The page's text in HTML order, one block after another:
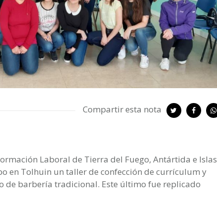
Compartir esta nota
Laboral de Tierra del Fuego, Antártida e Islas
en Tolhuin un taller de confección de currículum y
de barbería tradicional. Este último fue replicado